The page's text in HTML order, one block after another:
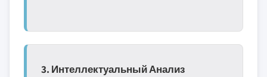
3. Интеллектуальный Анализ